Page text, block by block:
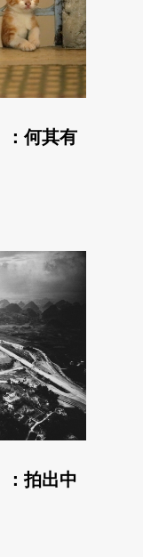
：何其有
：拍出中